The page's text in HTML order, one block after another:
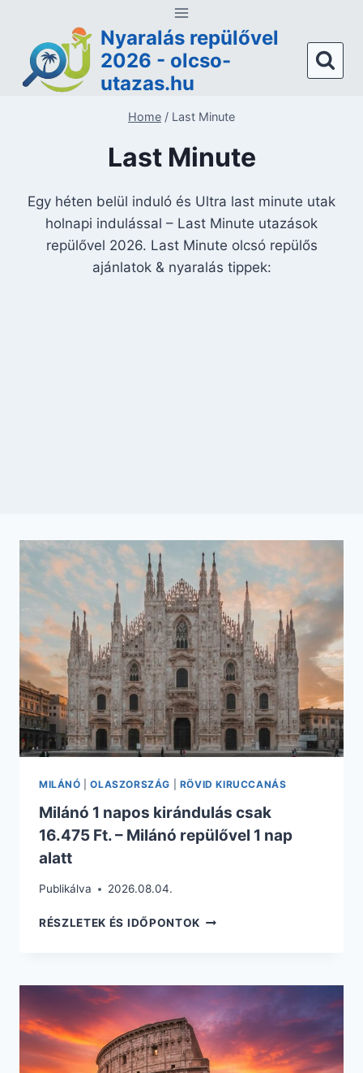
content
Nyaralás repülővel
2026 - olcso-
utazas.hu
Home / Last Minute
Last Minute
Egy héten belül induló és Ultra last minute utak
holnapi indulással – Last Minute utazások
repülővel 2026. Last Minute olcsó repülős
ajánlatok & nyaralás tippek:
MILÁNÓ |OLASZORSZÁG RÖVID KIRUCCANÁS
Milánó 1 napos kirándulás csak
16.475 Ft. – Milánó repülővel 1 nap
alatt
Publikálva 2026.08.04.
RÉSZLETEK ÉS IDŐPONTOK MILÁNÓ
CSAK
FT.
–
MILÁNÓ